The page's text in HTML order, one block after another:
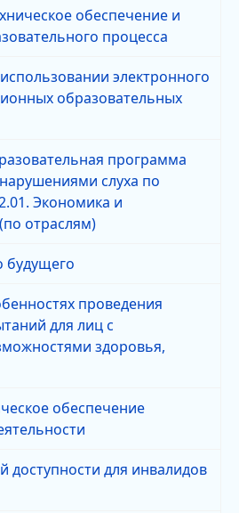
обеспечение и
процесса
электронного
образовательных
программа
слуха по
Экономика и
отраслям)
будущего
проведения
для лиц с
здоровья,
обеспечение
доступности для инвалидов